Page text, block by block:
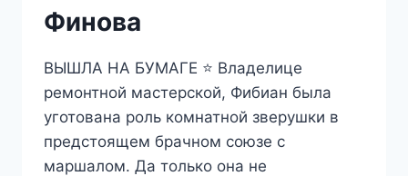
Финова
ВЫШЛА НА БУМАГЕ ⭐ Владелице
ремонтной мастерской, Фибиан была
уготована роль комнатной зверушки в
предстоящем брачном союзе с
маршалом. Да только она не